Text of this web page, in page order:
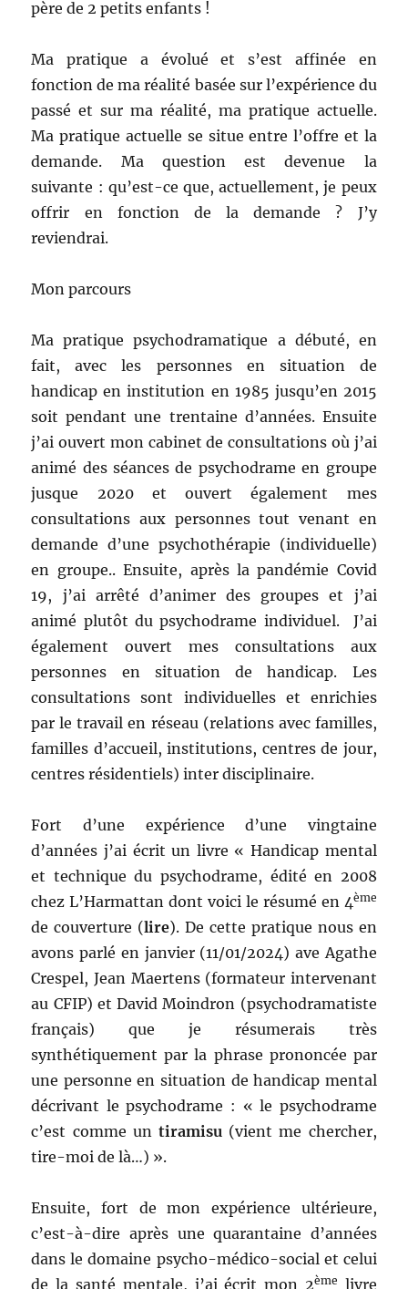
père de 2 petits enfants !
Ma pratique a évolué et s’est affinée en
fonction de ma réalité basée sur l’expérience du
passé et sur ma réalité, ma pratique actuelle.
Ma pratique actuelle se situe entre l’offre et la
demande. Ma question est devenue la
suivante : qu’est-ce que, actuellement, je peux
offrir en fonction de la demande ? J’y
reviendrai.
Mon parcours
Ma pratique psychodramatique a débuté, en
fait, avec les personnes en situation de
handicap en institution en 1985 jusqu’en 2015
soit pendant une trentaine d’années. Ensuite
j’ai ouvert mon cabinet de consultations où j’ai
animé des séances de psychodrame en groupe
jusque 2020 et ouvert également mes
consultations aux personnes tout venant en
demande d’une psychothérapie (individuelle)
en groupe.. Ensuite, après la pandémie Covid
19, j’ai arrêté d’animer des groupes et j’ai
animé plutôt du psychodrame individuel. J’ai
également ouvert mes consultations aux
personnes en situation de handicap. Les
consultations sont individuelles et enrichies
par le travail en réseau (relations avec familles,
familles d’accueil, institutions, centres de jour,
centres résidentiels) inter disciplinaire.
Fort d’une expérience d’une vingtaine
d’années j’ai écrit un livre « Handicap mental
et technique du psychodrame, édité en 2008
chez L’Harmattan dont voici le résumé en 4ème
de couverture (lire). De cette pratique nous en
avons parlé en janvier (11/01/2024) ave Agathe
Crespel, Jean Maertens (formateur intervenant
au CFIP) et David Moindron (psychodramatiste
français) que je résumerais très
synthétiquement par la phrase prononcée par
une personne en situation de handicap mental
décrivant le psychodrame : « le psychodrame
c’est comme un tiramisu (vient me chercher,
tire-moi de là…) ».
Ensuite, fort de mon expérience ultérieure,
c’est-à-dire après une quarantaine d’années
dans le domaine psycho-médico-social et celui
de la santé mentale, j’ai écrit mon 2ème livre